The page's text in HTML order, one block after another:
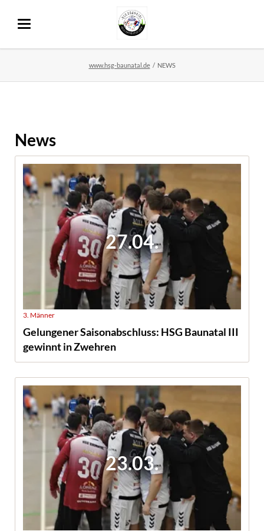
www.hsg-baunatal.de NEWS
News
27.04.
3. Männer
Gelungener Saisonabschluss: HSG Baunatal III
gewinnt in Zwehren
23.03.